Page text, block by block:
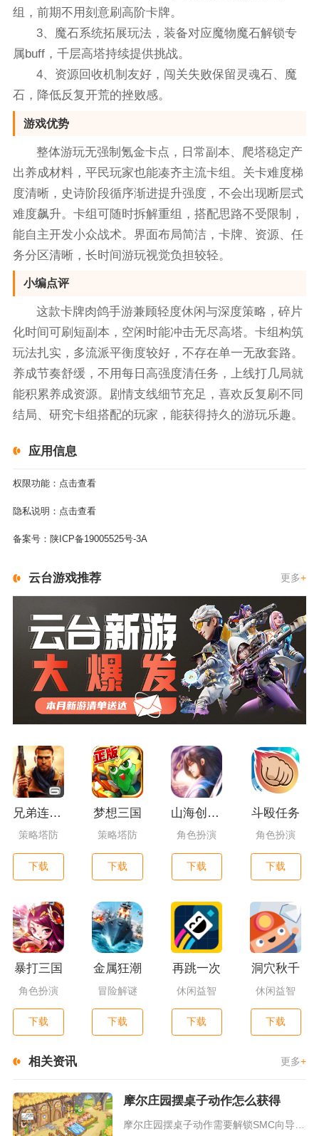
组，前期不用刻意刷高阶卡牌。
3、魔石系统拓展玩法，装备对应魔物魔石解锁专
属buff，千层高塔持续提供挑战。
4、资源回收机制友好，闯关失败保留灵魂石、魔
石，降低反复开荒的挫败感。
游戏优势
整体游玩无强制氪金卡点，日常副本、爬塔稳定产
出养成材料，平民玩家也能凑齐主流卡组。关卡难度梯
度清晰，史诗阶段循序渐进提升强度，不会出现断层式
难度飙升。卡组可随时拆解重组，搭配思路不受限制，
能自主开发小众战术。界面布局简洁，卡牌、资源、任
务分区清晰，长时间游玩视觉负担较轻。
小编点评
这款卡牌肉鸽手游兼顾轻度休闲与深度策略，碎片
化时间可刷短副本，空闲时能冲击无尽高塔。卡组构筑
玩法扎实，多流派平衡度较好，不存在单一无敌套路。
养成节奏舒缓，不用每日高强度清任务，上线打几局就
能积累养成资源。剧情支线细节充足，喜欢反复刷不同
结局、研究卡组搭配的玩家，能获得持久的游玩乐趣。
应用信息
权限功能： 点击查看
隐私说明： 点击查看
备案号： 陕ICP备19005525号-3A
云台游戏推荐 更多+
兄弟连3：战争之子
策略塔防
下载
梦想三国
策略塔防
下载
山海创世录一剑天逆
角色扮演
下载
斗殴任务
角色扮演
下载
暴打三国
角色扮演
下载
金属狂潮
冒险解谜
下载
再跳一次
休闲益智
下载
洞穴秋千
休闲益智
下载
相关资讯 更多+
摩尔庄园摆桌子动作怎么获得